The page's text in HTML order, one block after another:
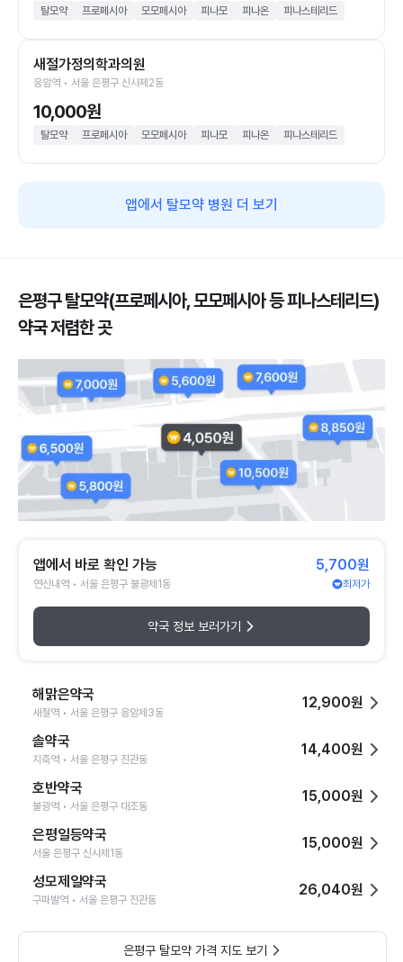
탈모약 프로페시아 모모페시아 피나모 피나온 피나스테리드
새절가정의학과의원
응암역 • 서울 은평구 신사제2동
10,000원
탈모약 프로페시아 모모페시아 피나모 피나온 피나스테리드
앱에서 탈모약 병원 더 보기
은평구 탈모약(프로페시아, 모모페시아 등 피나스테리드)
약국 저렴한 곳
앱에서 바로 확인 가능
연신내역 • 서울 은평구 불광제1동
5,700원
최저가
약국 정보 보러가기
해맑은약국
새절역 • 서울 은평구 응암제3동
12,900원
솔약국
지축역 • 서울 은평구 진관동
14,400원
호반약국
불광역 • 서울 은평구 대조동
15,000원
은평일등약국
서울 은평구 신사제1동
15,000원
성모제일약국
구파발역 • 서울 은평구 진관동
26,040원
은평구 탈모약 가격 지도 보기